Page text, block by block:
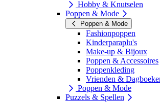
Hobby & Knutselen
Poppen & Mode
Poppen & Mode
Fashionpoppen
Kinderparaplu's
Make-up & Bijoux
Poppen & Accessoires
Poppenkleding
Vrienden &
Poppen & Mode
Puzzels & Spellen